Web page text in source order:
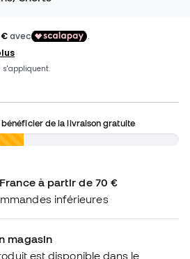
de la livraison gratuite
à partir de 70 €
inférieures
magasin
est disponible dans le